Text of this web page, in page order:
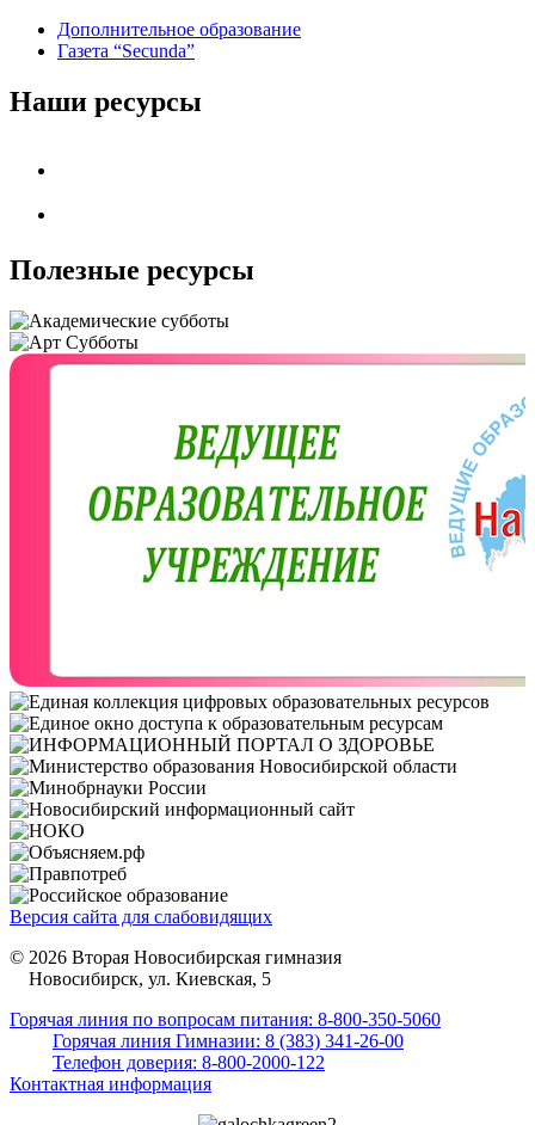
Дополнительное образование
Газета “Secunda”
Наши ресурсы
Полезные ресурсы
Версия сайта для слабовидящих
© 2026 Вторая Новосибирская гимназия
Новосибирск, ул. Киевская, 5
Горячая линия по вопросам питания: 8-800-350-5060
Горячая линия Гимназии: 8 (383) 341-26-00
Телефон доверия: 8-800-2000-122
Контактная информация